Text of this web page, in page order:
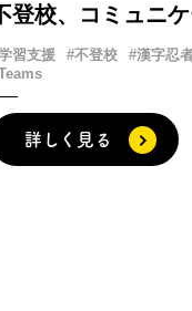
登校、コミュニ
習支援 #不登校 #漢字忍
詳しく見る